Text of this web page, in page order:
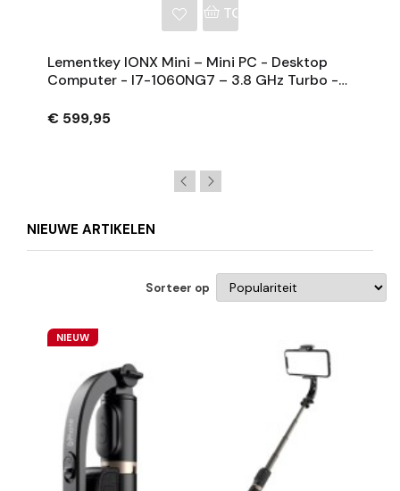
TOEVOEGEN AAN
Lementkey IONX Mini – Mini PC - Desktop
Computer - I7-1060NG7 – 3.8 GHz Turbo -
11 PRO
€ 599,95
NIEUWE ARTIKELEN
Sorteer op
NIEUW